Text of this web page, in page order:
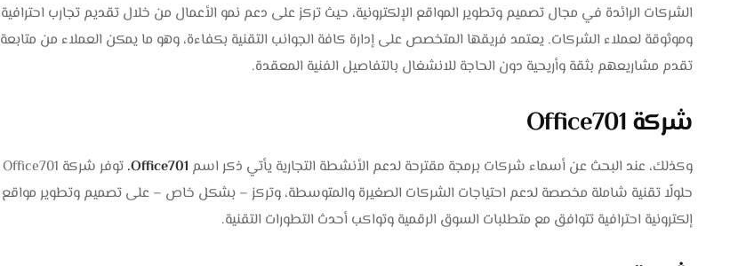
الشركات الرائدة في مجال تصميم وتطوير المواقع الإلكترونية، حيث تركز على دعم نمو الأعمال من خلال تقديم تجارب احترافية
وموثوقة لعملاء الشركات. يعتمد فريقها المتخصص على إدارة كافة الجوانب التقنية بكفاءة، وهو ما يمكن العملاء من متابعة
تقدم مشاريعهم بثقة وأريحية دون الحاجة للانشغال بالتفاصيل الفنية المعقدة.
شركة Office701
وكذلك، عند البحث عن أسماء شركات برمجة مقترحة لدعم الأنشطة التجارية يأتي ذكر اسم Office701.
توفر شركة Office701
حلولًا تقنية شاملة مخصصة لدعم احتياجات الشركات الصغيرة والمتوسطة، وتركز – بشكل خاص – على تصميم وتطوير مواقع
إلكترونية احترافية تتوافق مع متطلبات السوق الرقمية وتواكب أحدث التطورات التقنية.